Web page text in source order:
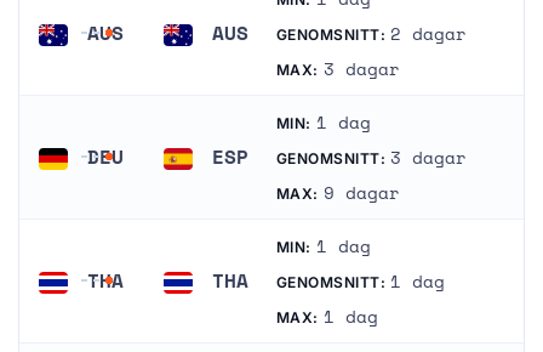
AUS AUS GENOMSNITT: 2 dagar
MAX: 3 dagar
DEU ESP
MIN: 1 dag
GENOMSNITT: 3 dagar
MAX: 9 dagar
THA THA
MIN: 1 dag
GENOMSNITT: 1 dag
MAX: 1 dag